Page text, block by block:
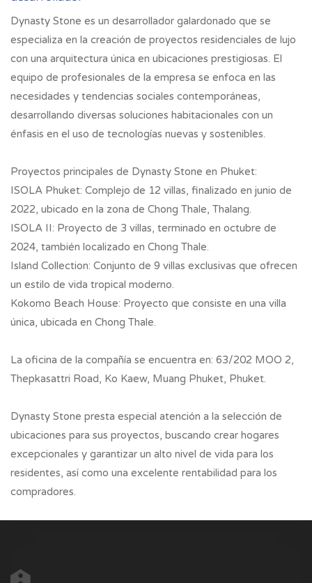
Dynasty Stone es un desarrollador galardonado que se
especializa en la creación de proyectos residenciales de lujo
con una arquitectura única en ubicaciones prestigiosas. El
equipo de profesionales de la empresa se enfoca en las
necesidades y tendencias sociales contemporáneas,
desarrollando diversas soluciones habitacionales con un
énfasis en el uso de tecnologías nuevas y sostenibles.
Proyectos principales de Dynasty Stone en Phuket:
ISOLA Phuket: Complejo de 12 villas, finalizado en junio de
2022, ubicado en la zona de Chong Thale, Thalang.
ISOLA II: Proyecto de 3 villas, terminado en octubre de
2024, también localizado en Chong Thale.
Island Collection: Conjunto de 9 villas exclusivas que ofrecen
un estilo de vida tropical moderno.
Kokomo Beach House: Proyecto que consiste en una villa
única, ubicada en Chong Thale.
La oficina de la compañía se encuentra en: 63/202 MOO 2,
Thepkasattri Road, Ko Kaew, Muang Phuket, Phuket.
Dynasty Stone presta especial atención a la selección de
ubicaciones para sus proyectos, buscando crear hogares
excepcionales y garantizar un alto nivel de vida para los
residentes, así como una excelente rentabilidad para los
compradores.